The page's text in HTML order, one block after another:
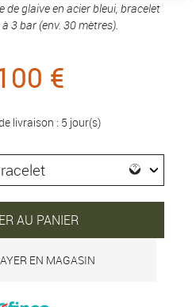
de glaive en acier bleui, bracelet
3 bar (env. 30 mètres).
€
livraison : 5 jour(s)
AU PANIER
EN MAGASIN